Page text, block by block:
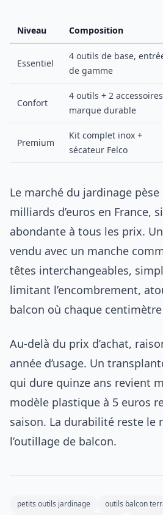
Niveau Composition
Essentiel
4 outils de base,
de gamme
Confort
4 outils + 2
marque durable
Premium
Kit complet inox +
sécateur Felco
Le marché du jardinage
milliards d’euros en France,
abondante à tous les prix.
vendu avec un manche
têtes interchangeables,
limitant l’encombrement,
balcon où chaque
Au-delà du prix d’achat,
année d’usage. Un
qui dure quinze ans revient
modèle plastique à 5 euros
saison. La durabilité reste le
l’outillage de balcon.
petits outils jardinage outils balcon